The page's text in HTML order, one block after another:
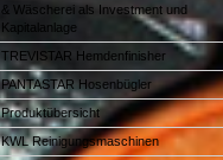
& Wäscherei als Investment und
Kapitalanlage
TREVISTAR Hemdenfinisher
PANTASTAR Hosenbügler
Produktübersicht
KWL Reinigungsmaschinen